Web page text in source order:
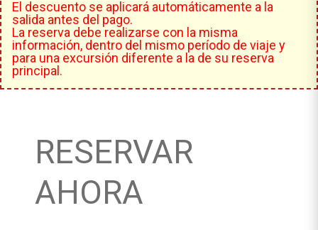
El descuento se aplicará automáticamente a la
salida antes del pago.
La reserva debe realizarse con la misma
información, dentro del mismo período de viaje y
para una excursión diferente a la de su reserva
principal.
RESERVAR
AHORA